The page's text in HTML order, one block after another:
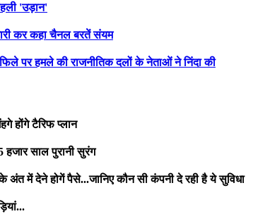
'उड़ान'
कर कहा चैनल बरतें संयम
पर हमले की राजनीतिक दलों के नेताओं ने निंदा की
होंगे टैरिफ प्लान
हजार साल पुरानी सुरंग
अंत में देने होगें पैसे...जानिए कौन सी कंपनी दे रही है ये सुविधा